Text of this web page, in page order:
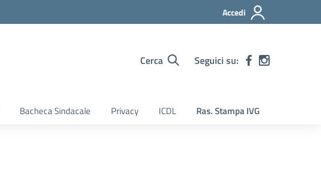
Accedi
Cerca Seguici su:
Bacheca Sindacale Privacy ICDL Ras. Stampa IVG